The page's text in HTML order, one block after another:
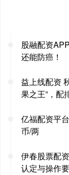
股融配资
还能防癌！
益上线配资
果之王”，配
亿福配资平
币/两
伊春股票配
认定与操作